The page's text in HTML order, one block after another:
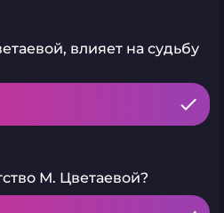
влияет на судьбу
М. Цветаевой?